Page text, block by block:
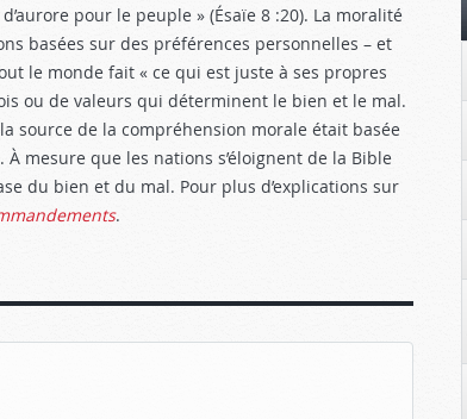
pour le peuple » (Ésaïe 8 :20). La moralité
basées sur des préférences personnelles – et
le monde fait « ce qui est juste à ses propres
ou de valeurs qui déterminent le bien et le mal.
source de la compréhension morale était basée
mesure que les nations s’éloignent de la Bible
du bien et du mal. Pour plus d’explications sur
.